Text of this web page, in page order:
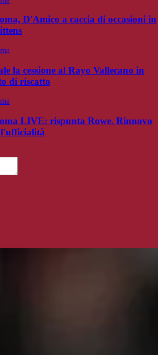
D'Amico a caccia di occasioni in
la cessione al Rayo Vallecano in
di riscatto
LIVE: rispunta Rowe. Rinnovo
l'ufficialità